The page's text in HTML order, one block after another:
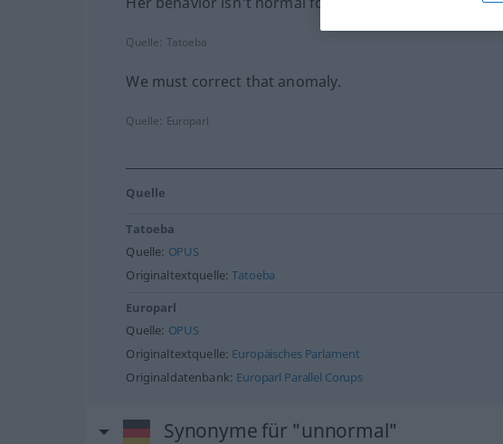
Quelle: Tatoeba
We must correct that anomaly.
Quelle: Europarl
Quelle
Tatoeba
Quelle: OPUS
Originaltextquelle:Tatoeba
Europarl
Quelle: OPUS
Originaltextquelle: Europäisches Parlament
Originaldatenbank: Europarl Parallel Corups
Synonyme für "unnormal"